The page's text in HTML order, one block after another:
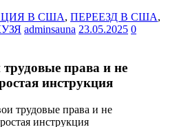
В США, ПЕРЕЕЗД В США,
adminsauna 23.05.2025 0
права и не
инструкция